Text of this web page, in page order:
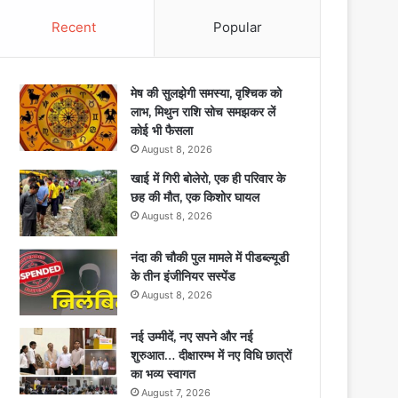
Recent Popular
मेष की सुलझेगी समस्या, वृश्चिक को
लाभ, मिथुन राशि सोच समझकर लें
कोई भी फैसला
August 8, 2026
खाई में गिरी बोलेरो, एक ही परिवार के
छह की मौत, एक किशोर घायल
August 8, 2026
नंदा की चौकी पुल मामले में पीडब्ल्यूडी
के तीन इंजीनियर सस्पेंड
August 8, 2026
नई उम्मीदें, नए सपने और नई
शुरुआत… दीक्षारम्भ में नए विधि छात्रों
का भव्य स्वागत
August 7, 2026